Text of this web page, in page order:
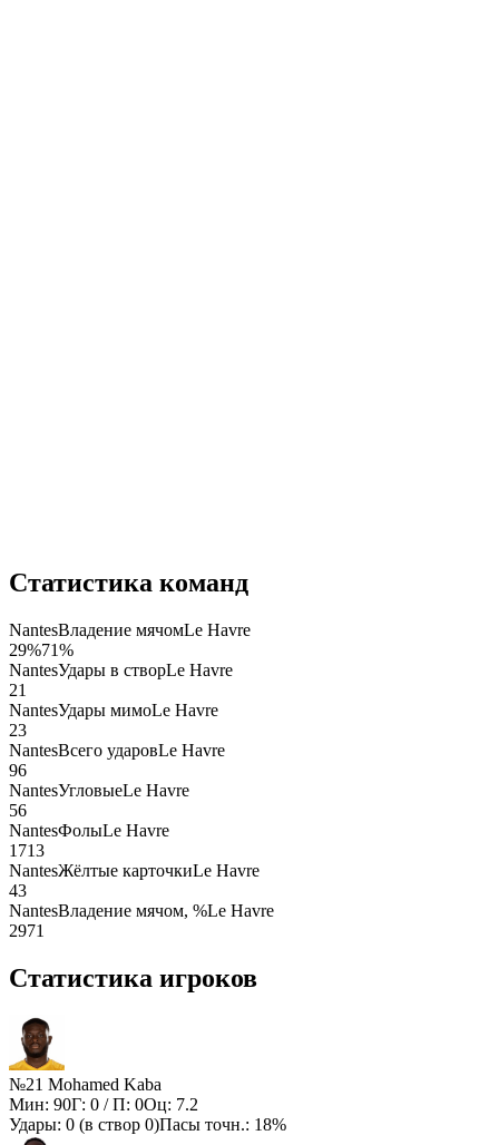
Статистика команд
NantesВладение мячомLe Havre
29%71%
NantesУдары в створLe Havre
21
NantesУдары мимоLe Havre
23
NantesВсего ударовLe Havre
96
NantesУгловыеLe Havre
56
NantesФолыLe Havre
1713
NantesЖёлтые карточкиLe Havre
43
NantesВладение мячом, %Le Havre
2971
Статистика игроков
№21 Mohamed Kaba
Мин: 90Г: 0 / П: 0Оц: 7.2
Удары: 0 (в створ 0)Пасы точн.: 18%